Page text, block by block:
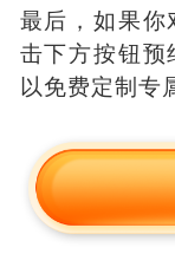
最后，如果你
击下方按钮
以免费定制专